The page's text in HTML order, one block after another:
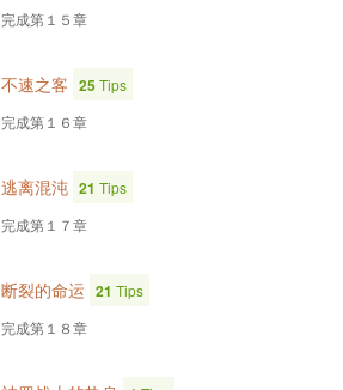
完成第１５章
不速之客 25Tips
完成第１６章
逃离混沌 21 Tips
完成第１７章
断裂的命运 21 Tips
完成第１８章